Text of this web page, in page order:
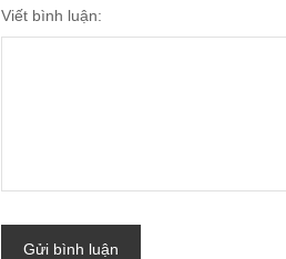
Viết bình luận:
Gửi bình luận